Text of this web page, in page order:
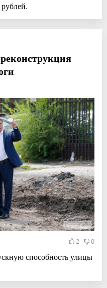
2 0
способность улицы